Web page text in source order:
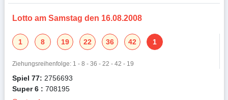
Lotto am Samstag den 16.08.2008
1 8 19 22 36 42 1
Ziehungsreihenfolge: 1 - 8 - 36 - 22 - 42 - 19
Spiel 77: 2756693
Super 6 : 708195